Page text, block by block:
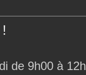
de 9h00 à